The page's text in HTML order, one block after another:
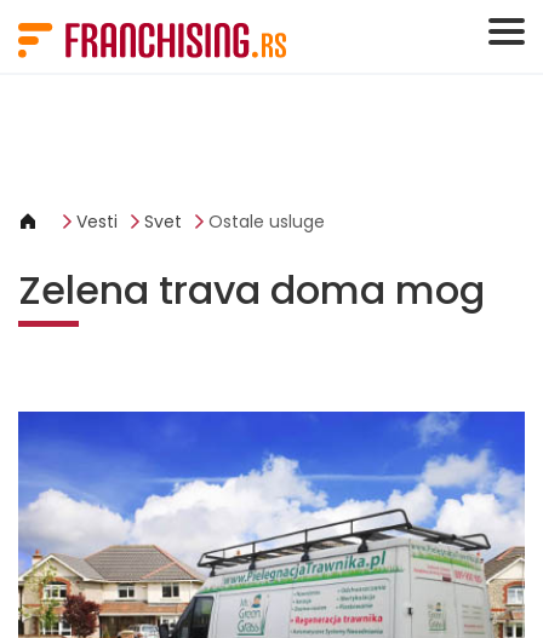
Vesti Svet Ostale usluge
Zelena trava doma mog